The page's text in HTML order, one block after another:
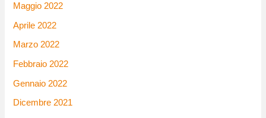
Maggio 2022
Aprile 2022
Marzo 2022
Febbraio 2022
Gennaio 2022
Dicembre 2021